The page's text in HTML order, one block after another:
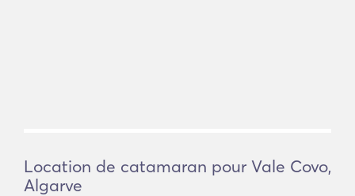
Location de catamaran pour Vale Covo,
Algarve